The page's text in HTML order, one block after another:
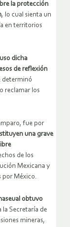
la protección
, lo cual sienta un
en territorios
dicha
de reflexión
determinó
reclamar los
fue por
una grave
de los
Mexicana y
por México.
obtuvo
la Secretaría de
mineras,